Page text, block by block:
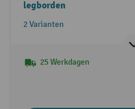
legborden
2 Varianten
25 Werkdagen